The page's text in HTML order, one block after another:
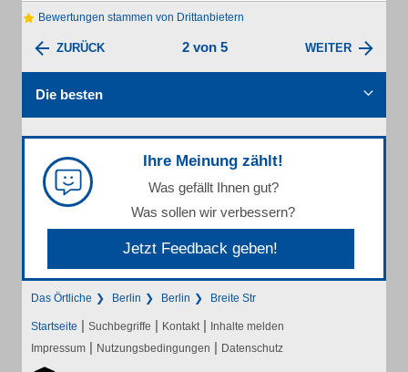
Bewertungen stammen von Drittanbietern
ZURÜCK 2 von 5 WEITER
Die besten
Ihre Meinung zählt!
Was gefällt Ihnen gut?
Was sollen wir verbessern?
Jetzt Feedback geben!
Das Örtliche Berlin Berlin Breite Str
Startseite | Suchbegriffe | Kontakt | Inhalte melden
Impressum | Nutzungsbedingungen | Datenschutz